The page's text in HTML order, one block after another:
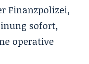
Finanzpolizei,
sofort,
operative